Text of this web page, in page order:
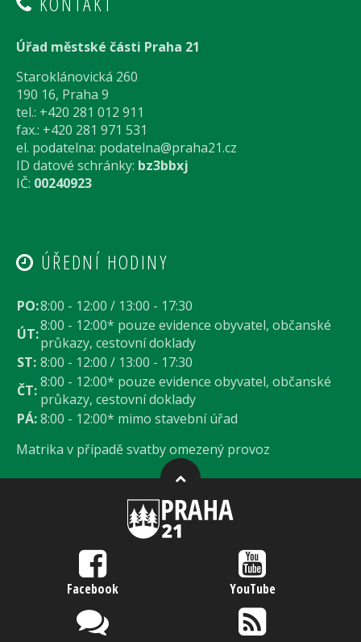
Úřad městské části Praha 21
Staroklánovická 260
190 16, Praha 9
tel.: +420 281 012 911
fax.: +420 281 971 531
el. podatelna: podatelna@praha21.cz
ID datové schránky: bz3bbxj
IČ: 00240923
ÚŘEDNÍ HODINY
PO:8:00 - 12:00 / 13:00 - 17:30
ÚT:8:00 - 12:00* pouze evidence obyvatel, občanské
průkazy, cestovní doklady
ST: 8:00 - 12:00 / 13:00 - 17:30
ČT:8:00 - 12:00* pouze evidence obyvatel, občanské
průkazy, cestovní doklady
PÁ:8:00 - 12:00* mimo stavební úřad
Matrika v případě svatby omezený provoz
Facebook YouTube